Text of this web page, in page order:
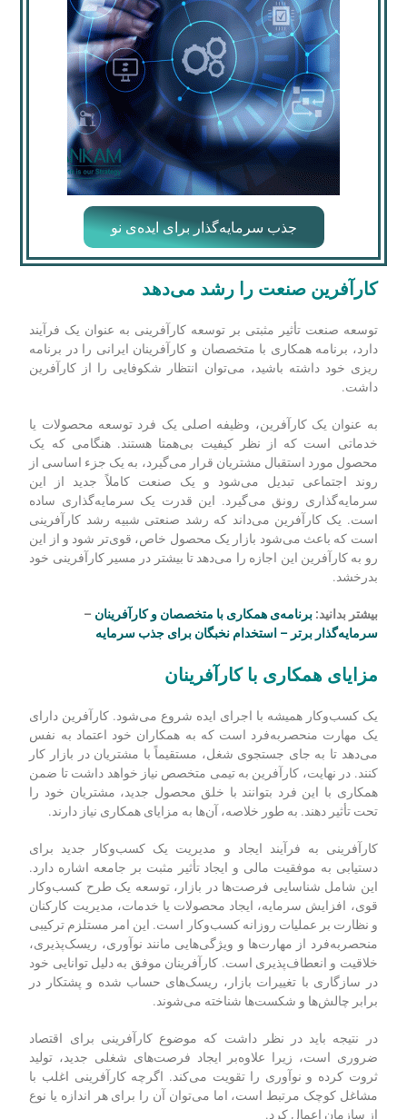
جذب سرمایه‌گذار برای ایده‌ی نو
کارآفرین صنعت را رشد می‌دهد
توسعه صنعت تأثیر مثبتی بر توسعه کارآفرینی به عنوان یک فرآیند
دارد، برنامه همکاری با متخصصان و کارآفرینان ایرانی را در برنامه
ریزی خود داشته باشید، می‌توان انتظار شکوفایی را از کارآفرین
داشت.
به عنوان یک کارآفرین، وظیفه اصلی یک فرد توسعه محصولات یا
خدماتی است که از نظر کیفیت بی‌همتا هستند. هنگامی که یک
محصول مورد استقبال مشتریان قرار می‌گیرد، به یک جزء اساسی از
روند اجتماعی تبدیل می‌شود و یک صنعت کاملاً جدید از این
سرمایه‌گذاری رونق می‌گیرد. این قدرت یک سرمایه‌گذاری ساده
است. یک کارآفرین می‌داند که رشد صنعتی شبیه رشد کارآفرینی
است که باعث می‌شود بازار یک محصول خاص، قوی‌تر شود و از این
رو به کارآفرین این اجازه را می‌دهد تا بیشتر در مسیر کارآفرینی خود
بدرخشد.
بیشتر بدانید:برنامه‌ی همکاری با متخصصان و کارآفرینان –
سرمایه‌گذار برتر – استخدام نخبگان برای جذب سرمایه
مزایای همکاری با کارآفرینان
یک کسب‌وکار همیشه با اجرای ایده شروع می‌شود. کارآفرین دارای
یک مهارت منحصربه‌فرد است که به همکاران خود اعتماد به نفس
می‌دهد تا به جای جستجوی شغل، مستقیماً با مشتریان در بازار کار
کنند. در نهایت، کارآفرین به تیمی متخصص نیاز خواهد داشت تا ضمن
همکاری با این فرد بتوانند با خلق محصول جدید، مشتریان خود را
تحت تأثیر دهند. به طور خلاصه، آن‌ها به مزایای همکاری نیاز دارند.
کارآفرینی به فرآیند ایجاد و مدیریت یک کسب‌وکار جدید برای
دستیابی به موفقیت مالی و ایجاد تأثیر مثبت بر جامعه اشاره دارد.
این شامل شناسایی فرصت‌ها در بازار، توسعه یک طرح کسب‌وکار
قوی، افزایش سرمایه، ایجاد محصولات یا خدمات، مدیریت کارکنان
و نظارت بر عملیات روزانه کسب‌وکار است. این امر مستلزم ترکیبی
منحصربه‌فرد از مهارت‌ها و ویژگی‌هایی مانند نوآوری، ریسک‌پذیری،
خلاقیت و انعطاف‌پذیری است. کارآفرینان موفق به دلیل توانایی خود
در سازگاری با تغییرات بازار، ریسک‌های حساب شده و پشتکار در
برابر چالش‌ها و شکست‌ها شناخته می‌شوند.
در نتیجه باید در نظر داشت که موضوع کارآفرینی برای اقتصاد
ضروری است، زیرا علاوه‌بر ایجاد فرصت‌های شغلی جدید، تولید
ثروت کرده و نوآوری را تقویت می‌کند. اگرچه کارآفرینی اغلب با
مشاغل کوچک مرتبط است، اما می‌توان آن را برای هر اندازه یا نوع
از سازمان اعمال کرد.